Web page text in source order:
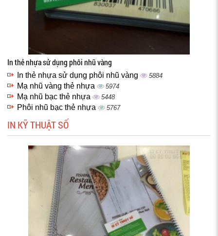
In thẻ nhựa sử dụng phôi nhũ vàng
In thẻ nhựa sử dụng phôi nhũ vàng 5884
Mạ nhũ vàng thẻ nhựa 5974
Mạ nhũ bạc thẻ nhựa 5448
Phôi nhũ bạc thẻ nhựa 5767
IN KỸ THUẬT SỐ